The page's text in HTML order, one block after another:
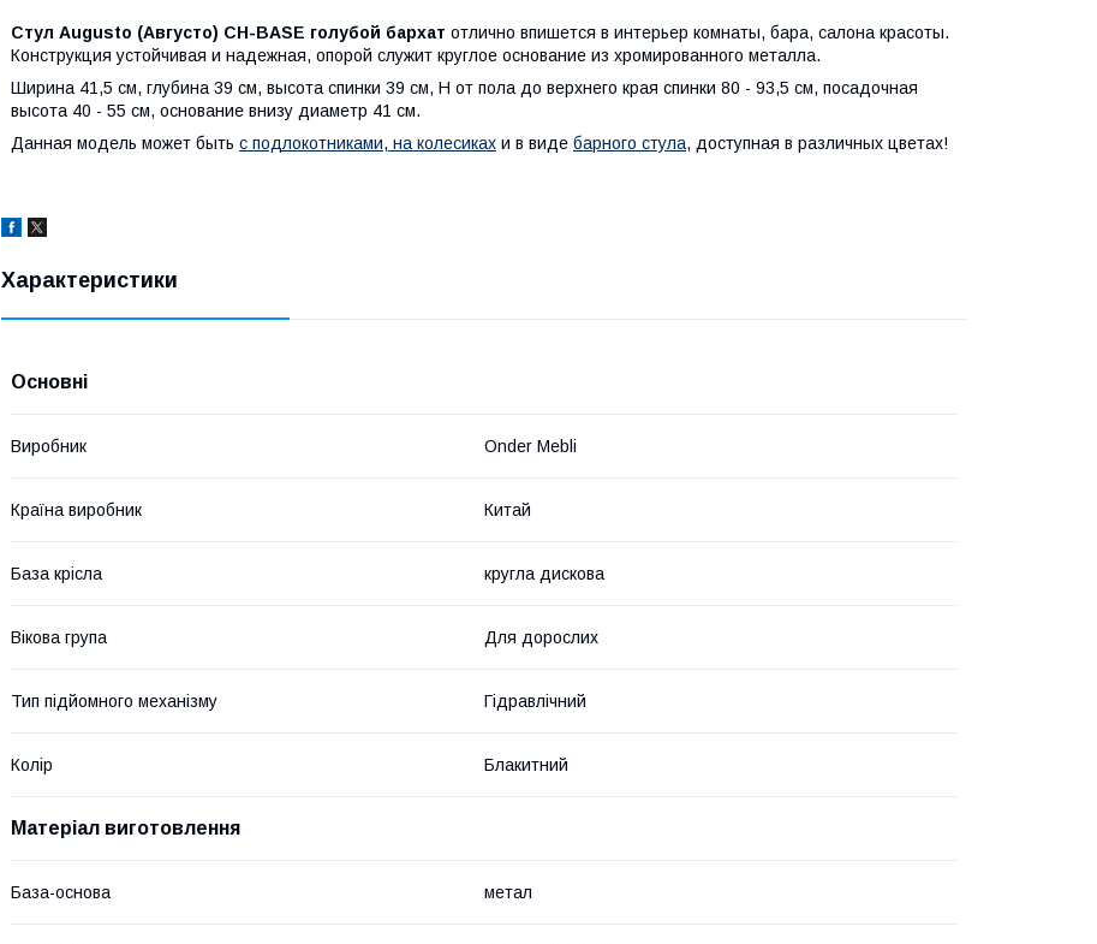
Стул Augusto (Августо) CH-BASE голубой бархат отлично впишется в интерьер комнаты, бара, салона красоты.
Конструкция устойчивая и надежная, опорой служит круглое основание из хромированного металла.
Ширина 41,5 см, глубина 39 см, высота спинки 39 см, Н от пола до верхнего края спинки 80 - 93,5 см, посадочная
высота 40 - 55 см, основание внизу диаметр 41 см.
Данная модель может быть с подлокотниками, на колесиках и в виде барного стула, доступная в различных цветах!
Характеристики
Основні
Виробник Onder Mebli
Країна виробник Китай
База крісла кругла дискова
Вікова група Для дорослих
Тип підйомного механізму Гідравлічний
Колір Блакитний
Матеріал виготовлення
База-основа метал